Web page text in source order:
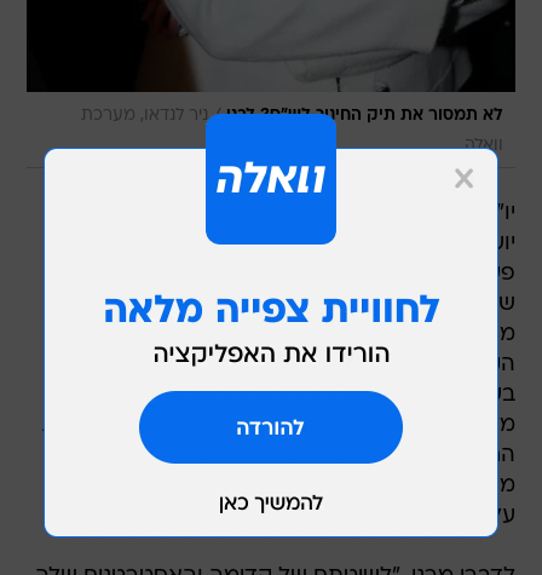
לא תמסור את תיק החינוך לש"ס? לבני / ניר לנדאו, מערכת
וואלה
יו"ר סיעת ש"ס תקף בחריפות היום (ראשון) את
יועציה של יו"ר קדימה, שרת החוץ ציפי לבני. בכנס
פעילים בהרצליה אמר יעקב מרגי כי "האסטרטגים
של קדימה היו מתקבלים להיות חברי כבוד בכל
הקודמת. נשאר רק לדמיין איך נראות הקריקטורות
בעיתון של קדימה המבטאות את המסרים היוצאים
מלשכת היו"ר שלהם". מרגי הוסיף, כי "מי שציירו את
החרדים כסחטנים גדלו בבית הגידול של תועמלנים
מימים אפלים ביותר. אני מתפלא על אלו שאומרים
עליהם שהם האסטרטגים הטובים במדינה".